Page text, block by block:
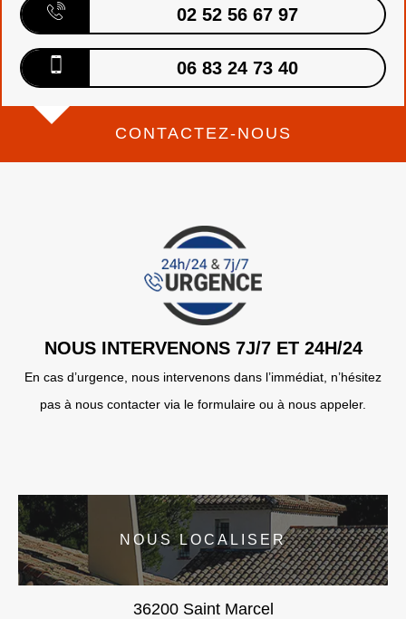
02 52 56 67 97
06 83 24 73 40
CONTACTEZ-NOUS
NOUS INTERVENONS 7J/7 ET 24H/24
En cas d’urgence, nous intervenons dans l’immédiat, n’hésitez
pas à nous contacter via le formulaire ou à nous appeler.
NOUS LOCALISER
36200 Saint Marcel